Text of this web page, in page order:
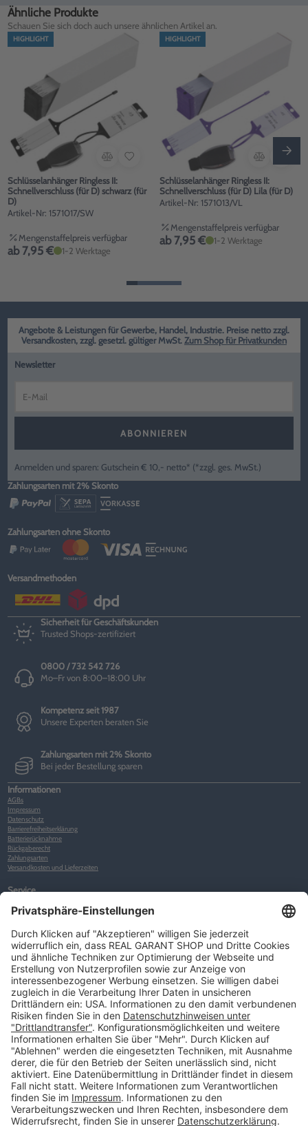
Ähnliche Produkte
Schauen Sie sich doch auch unsere ähnlichen Artikel an.
HIGHLIGHT
Schlüsselanhänger Ringless II:
Schnellverschluss (für D) schwarz (für
D)
Artikel-Nr: 1571017/SW
Mengenstaffelpreis verfügbar
ab 7,95 € 1-2 Werktage
HIGHLIGHT
Schlüsselanhänger Ringless II:
Schnellverschluss (für D) Lila (für D)
Artikel-Nr: 1571013/VL
Mengenstaffelpreis verfügbar
ab 7,95 € 1-2 Werktage
Angebote & Leistungen für Gewerbe, Handel, Industrie. Preise netto zzgl.
Versandkosten, zzgl. gesetzl. gültiger MwSt. Zum Shop für Privatkunden
Newsletter
ABONNIEREN
Anmelden und sparen: Gutschein € 10,- netto* (*zzgl. ges. MwSt.)
Zahlungsarten mit 2% Skonto
Zahlungsarten ohne Skonto
Versandmethoden
Sicherheit für Geschäftskunden
Trusted Shops-zertifiziert
0800 / 732 542 726
Mo–Fr von 8:00–18:00 Uhr
Kompetenz seit 1987
Unsere Experten beraten Sie
Zahlungsarten mit 2% Skonto
Bei jeder Bestellung sparen
Informationen
AGBs
Impressum
Datenschutz
Barrierefreiheitserklärung
Batterierücknahme
Rückgaberecht
Zahlungsarten
Versandkosten und Lieferzeiten
Service
Warenkorb
Neues Kunden-Konto anlegen
Newsletter
Kontakt
FAQs
Über uns
Kategorien
Betriebsorganisation (52)
Schlüsselorganisation (140)
Reifenorganisation (35)
Werkstattorganisation (166)
Preisauszeichnung und Preisdisplays (35)
Formulare KFZ und Werkstatt (34)
Kennzeichenhalter (49)
KFZ-Verkauf und KFZ-Präsentation (19)
Aussenwerbung (47)
Prospektpräsentation, Infosysteme (29)
Werbeartikel und Give-Aways (212)
SALES OFF (14)